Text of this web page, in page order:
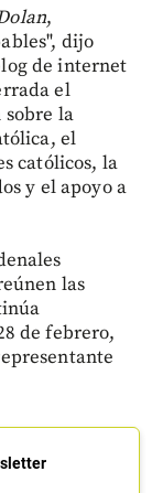
,
dijo
de internet
el
sobre la
el
católicos, la
y el apoyo a
las
de febrero,